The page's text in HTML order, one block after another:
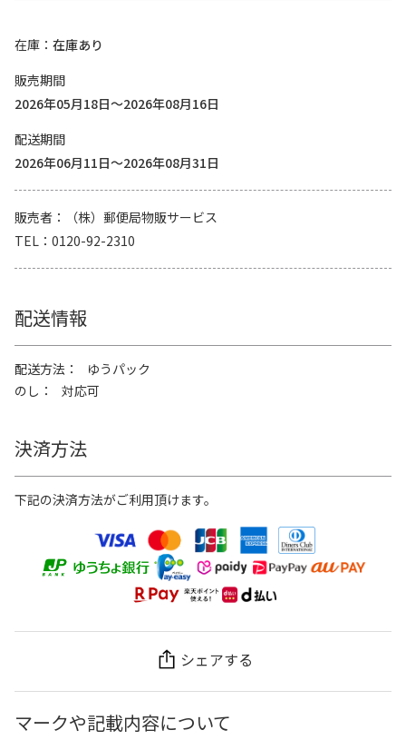
在庫
在庫あり
販売期間
2026年05月18日～2026年08月16日
配送期間
2026年06月11日～2026年08月31日
販売者
（株）郵便局物販サービス
TEL
0120-92-2310
配送情報
配送方法
ゆうパック
のし
対応可
決済方法
下記の決済方法がご利用頂けます。
シェアする
マークや記載内容について